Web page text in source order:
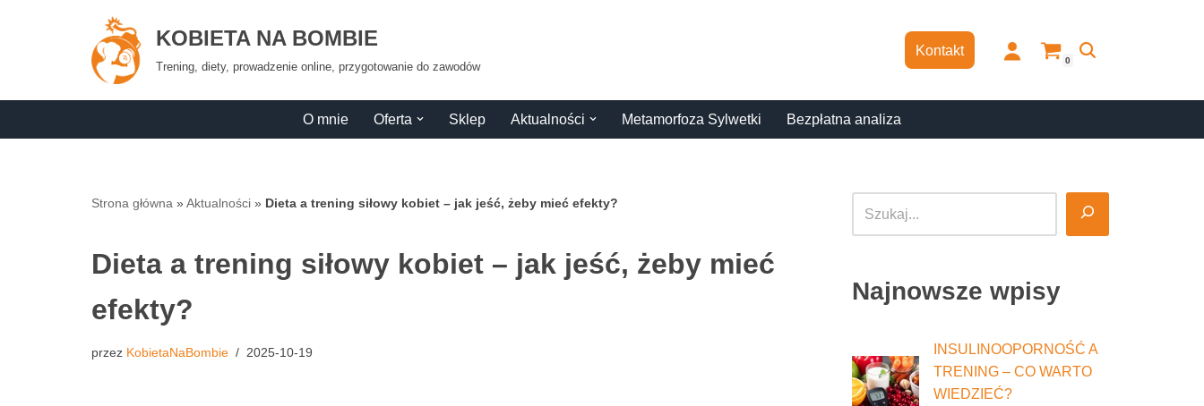
KOBIETA NA BOMBIE
Trening, diety, prowadzenie online, przygotowanie do zawodów
Kontakt
0
O mnie Oferta Sklep Aktualności Metamorfoza Sylwetki Bezpłatna analiza
Strona główna »Aktualności » Dieta a trening siłowy kobiet – jak jeść, żeby mieć efekty?
Dieta a trening siłowy kobiet – jak jeść, żeby mieć
efekty?
przez KobietaNaBombie 2025-10-19
Najnowsze wpisy
INSULINOOPORNOŚĆ A
TRENING – CO WARTO
WIEDZIEĆ?